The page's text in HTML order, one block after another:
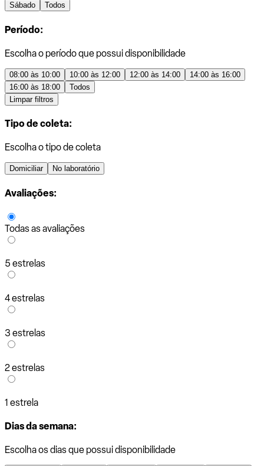
Sábado
Todos
Período:
Escolha o período que possui disponibilidade
08:00 às 10:00 10:00 às 12:00 12:00 às 14:00
14:00 às 16:00
16:00 às 18:00
Todos
Limpar filtros
Tipo de coleta:
Escolha o tipo de coleta
Domiciliar No laboratório
Avaliações:
Todas as avaliações
5 estrelas
4 estrelas
3 estrelas
2 estrelas
1 estrela
Dias da semana:
Escolha os dias que possui disponibilidade